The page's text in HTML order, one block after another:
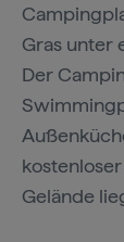
Gras unter
Der
Gelände